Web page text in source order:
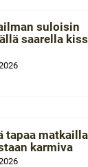
suloisin
saarella
tapaa
karmiva